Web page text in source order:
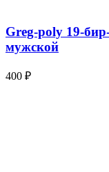
Greg-poly 19-
мужской
400 ₽